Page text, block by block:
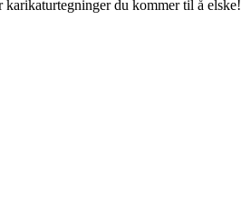
du kommer til å elske!